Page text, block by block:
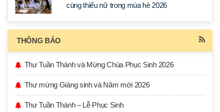
cùng thiếu nữ trong mùa hè 2026
THÔNG BÁO
Thư Tuần Thánh và Mừng Chúa Phục Sinh 2026
Thư mừng Giáng sinh và Năm mới 2026
Thư Tuần Thánh – Lễ Phục Sinh